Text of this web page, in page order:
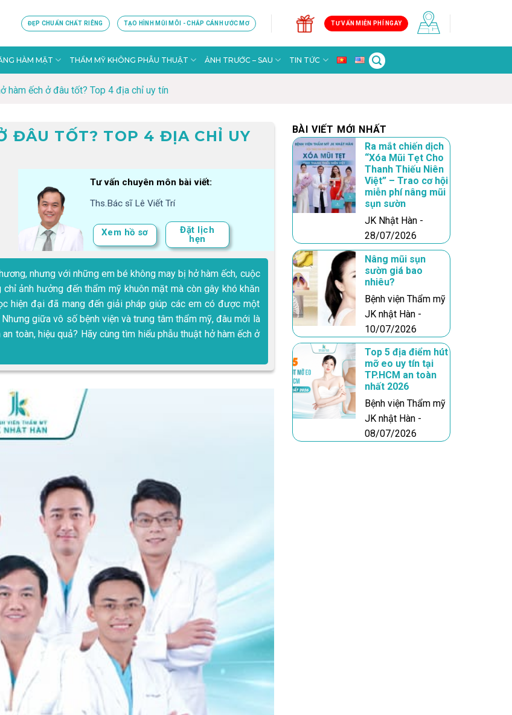
ĐẸP CHUẨN CHẤT RIÊNG TẠO HÌNH MŨI MÔI - CHẮP CÁNH ƯỚC MƠ TƯ VẤN MIỄN PHÍ NGAY
HÀM MẶT THẨM MỸ KHÔNG PHẪU THUẬT ẢNH TRƯỚC – SAU TIN TỨC
hàm ếch ở đâu tốt? Top 4 địa chỉ uy tín
ĐÂU TỐT? TOP 4 ĐỊA CHỈ UY
Tư vấn chuyên môn bài viết:
Ths.Bác sĩ Lê Viết Trí
Xem hồ sơ
Đặt lịch
hẹn
nhưng với những em bé không may bị hở hàm ếch, cuộc
ảnh hưởng đến thẩm mỹ khuôn mặt mà còn gây khó khăn
hiện đại đã mang đến giải pháp giúp các em có được một
giữa vô số bệnh viện và trung tâm thẩm mỹ, đâu mới là
toàn, hiệu quả? Hãy cùng tìm hiểu phẫu thuật hở hàm ếch ở
BÀI VIẾT MỚI NHẤT
Ra mắt chiến dịch
“Xóa Mũi Tẹt Cho
Thanh Thiếu Niên
Việt” – Trao cơ hội
miễn phí nâng mũi
sụn sườn
JK Nhật Hàn -
28/07/2026
Nâng mũi sụn
sườn giá bao
nhiêu?
Bệnh viện Thẩm mỹ
JK nhật Hàn -
10/07/2026
Top 5 địa điểm hút
mỡ eo uy tín tại
TP.HCM an toàn
nhất 2026
Bệnh viện Thẩm mỹ
JK nhật Hàn -
08/07/2026